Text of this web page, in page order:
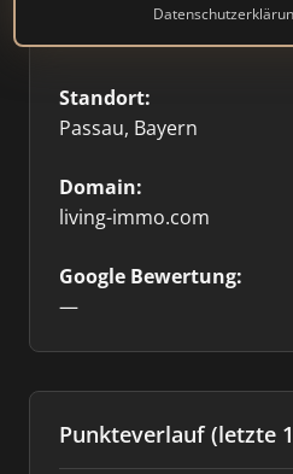
Einzelner Makler
Standort:
Passau, Bayern
Domain:
living-immo.com
Google Bewertung:
—
Punkteverlauf (letzte